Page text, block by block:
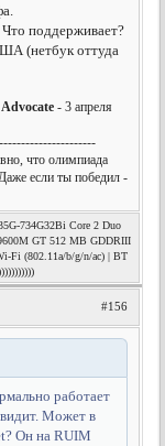
поддерживает?
(нетбук оттуда
Advocate - 3 апреля
что олимпиада
если ты победил -
734G32Bi Core 2 Duo
GT 512 MB GDDRIII
Fi (802.11a/b/g/n/ac) | BT
#156
работает
Может в
Он на RUIM